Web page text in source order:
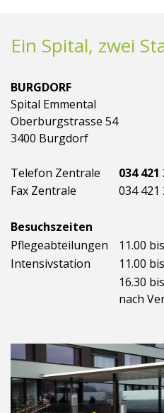
Ein Spital, zwei
BURGDORF
Spital Emmental
Oberburgstrasse 54
3400 Burgdorf
Telefon Zentrale
034 421
Fax Zentrale
034 421
Besuchszeiten
Pflegeabteilungen
11.00
Intensivstation
11.00
16.30
nach